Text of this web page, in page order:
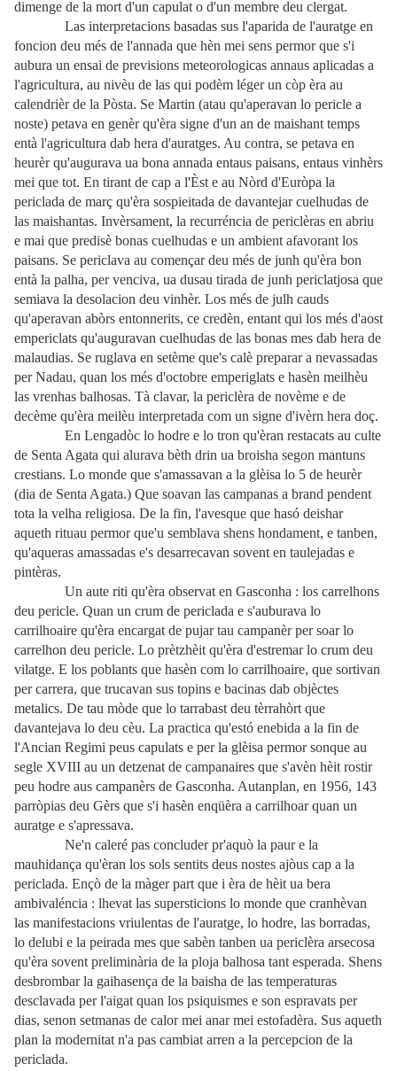
dimenge de la mort d'un capulat o d'un membre deu clergat.
Las interpretacions basadas sus l'aparida de l'auratge en
foncion deu més de l'annada que hèn mei sens permor que s'i
aubura un ensai de previsions meteorologicas annaus aplicadas a
l'agricultura, au nivèu de las qui podèm léger un còp èra au
calendrièr de la Pòsta. Se Martin (atau qu'aperavan lo pericle a
noste) petava en genèr qu'èra signe d'un an de maishant temps
entà l'agricultura dab hera d'auratges. Au contra, se petava en
heurèr qu'augurava ua bona annada entaus paisans, entaus vinhèrs
mei que tot. En tirant de cap a l'Èst e au Nòrd d'Euròpa la
periclada de març qu'èra sospieitada de davantejar cuelhudas de
las maishantas. Invèrsament, la recurréncia de periclèras en abriu
e mai que predisè bonas cuelhudas e un ambient afavorant los
paisans. Se periclava au començar deu més de junh qu'èra bon
entà la palha, per venciva, ua dusau tirada de junh periclatjosa que
semiava la desolacion deu vinhèr. Los més de julh cauds
qu'aperavan abòrs entonnerits, ce credèn, entant qui los més d'aost
empericlats qu'auguravan cuelhudas de las bonas mes dab hera de
malaudias. Se ruglava en setème que's calè preparar a nevassadas
per Nadau, quan los més d'octobre emperiglats e hasèn meilhèu
las vrenhas balhosas. Tà clavar, la periclèra de novème e de
decème qu'èra meilèu interpretada com un signe d'ivèrn hera doç.
En Lengadòc lo hodre e lo tron qu'èran restacats au culte
de Senta Agata qui alurava bèth drin ua broisha segon mantuns
crestians. Lo monde que s'amassavan a la glèisa lo 5 de heurèr
(dia de Senta Agata.) Que soavan las campanas a brand pendent
tota la velha religiosa. De la fin, l'avesque que hasó deishar
aqueth rituau permor que'u semblava shens hondament, e tanben,
qu'aqueras amassadas e's desarrecavan sovent en taulejadas e
pintèras.
Un aute riti qu'èra observat en Gasconha : los carrelhons
deu pericle. Quan un crum de periclada e s'auburava lo
carrilhoaire qu'èra encargat de pujar tau campanèr per soar lo
carrelhon deu pericle. Lo prètzhèit qu'èra d'estremar lo crum deu
vilatge. E los poblants que hasèn com lo carrilhoaire, que sortivan
per carrera, que trucavan sus topins e bacinas dab objèctes
metalics. De tau mòde que lo tarrabast deu tèrrahòrt que
davantejava lo deu cèu. La practica qu'estó enebida a la fin de
l'Ancian Regimi peus capulats e per la glèisa permor sonque au
segle XVIII au un detzenat de campanaires que s'avèn hèit rostir
peu hodre aus campanèrs de Gasconha. Autanplan, en 1956, 143
parròpias deu Gèrs que s'i hasèn enqüèra a carrilhoar quan un
auratge e s'apressava.
Ne'n caleré pas concluder pr'aquò la paur e la
mauhidança qu'èran los sols sentits deus nostes ajòus cap a la
periclada. Ençò de la màger part que i èra de hèit ua bera
ambivaléncia : lhevat las supersticions lo monde que cranhèvan
las manifestacions vriulentas de l'auratge, lo hodre, las borradas,
lo delubi e la peirada mes que sabèn tanben ua periclèra arsecosa
qu'èra sovent preliminària de la ploja balhosa tant esperada. Shens
desbrombar la gaihasença de la baisha de las temperaturas
desclavada per l'aigat quan los psiquismes e son espravats per
dias, senon setmanas de calor mei anar mei estofadèra. Sus aqueth
plan la modernitat n'a pas cambiat arren a la percepcion de la
periclada.